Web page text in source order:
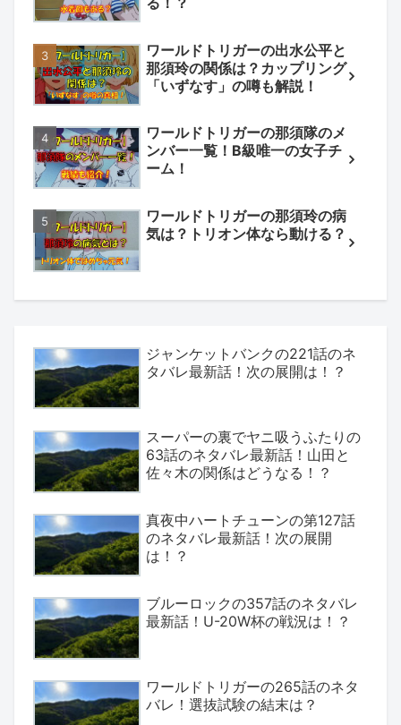
ワールドトリガーの出水公平と
那須玲の関係は？カップリング
「いずなす」の噂も解説！
ワールドトリガーの那須隊のメ
ンバー一覧！B級唯一の女子チ
ーム！
ワールドトリガーの那須玲の病
気は？トリオン体なら動ける？
ジャンケットバンクの221話のネ
タバレ最新話！次の展開は！？
スーパーの裏でヤニ吸うふたりの
63話のネタバレ最新話！山田と
佐々木の関係はどうなる！？
真夜中ハートチューンの第127話
のネタバレ最新話！次の展開
は！？
ブルーロックの357話のネタバレ
最新話！U-20W杯の戦況は！？
ワールドトリガーの265話のネタ
バレ！選抜試験の結末は？